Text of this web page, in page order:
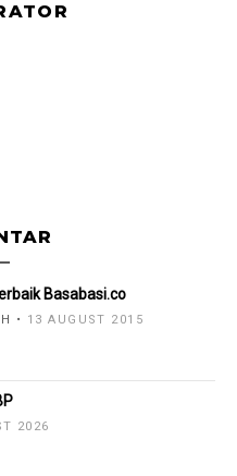
Basabasi.co
13 AUGUST 2015
2026